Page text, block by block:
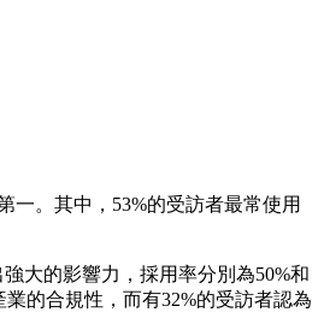
一。其中，53%的受訪者最常使用
大的影響力，採用率分別為50%和
的合規性，而有32%的受訪者認為